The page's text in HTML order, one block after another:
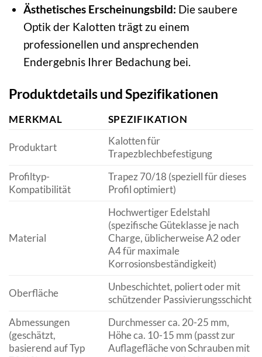
Ästhetisches Erscheinungsbild: Die saubere
Optik der Kalotten trägt zu einem
professionellen und ansprechenden
Endergebnis Ihrer Bedachung bei.
Produktdetails und Spezifikationen
MERKMAL SPEZIFIKATION
Produktart
Kalotten für
Trapezblechbefestigung
Profiltyp-
Kompatibilität
Trapez 70/18 (speziell für dieses
Profil optimiert)
Material
Hochwertiger Edelstahl
(spezifische Güteklasse je nach
Charge, üblicherweise A2 oder
A4 für maximale
Korrosionsbeständigkeit)
Oberfläche
Unbeschichtet, poliert oder mit
schützender Passivierungsschicht
Abmessungen
(geschätzt,
basierend auf Typ
Durchmesser ca. 20-25 mm,
Höhe ca. 10-15 mm (passt zur
Auflagefläche von Schrauben mit